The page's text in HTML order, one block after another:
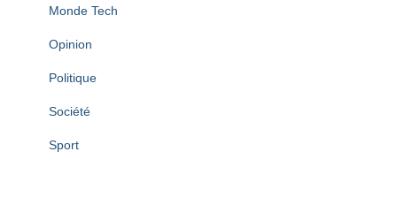
Monde Tech
Opinion
Politique
Société
Sport